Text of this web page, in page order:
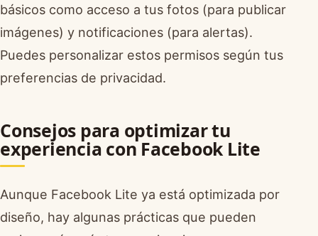
básicos como acceso a tus fotos (para publicar
imágenes) y notificaciones (para alertas).
Puedes personalizar estos permisos según tus
preferencias de privacidad.
Consejos para optimizar tu
experiencia con Facebook Lite
Aunque Facebook Lite ya está optimizada por
diseño, hay algunas prácticas que pueden